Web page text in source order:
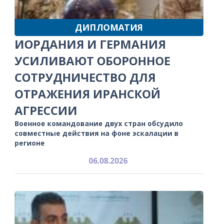
ДИПЛОМАТИЯ
ИОРДАНИЯ И ГЕРМАНИЯ
УСИЛИВАЮТ ОБОРОННОЕ
СОТРУДНИЧЕСТВО ДЛЯ
ОТРАЖЕНИЯ ИРАНСКОЙ
АГРЕССИИ
Военное командование двух стран обсудило
совместные действия на фоне эскалации в
регионе
06.08.2026